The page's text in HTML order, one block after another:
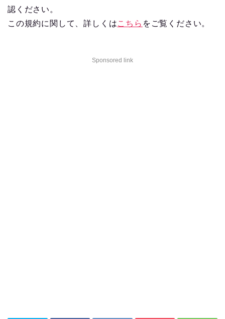
認ください。
この規約に関して、詳しくはこちら をご覧ください。
Sponsored link